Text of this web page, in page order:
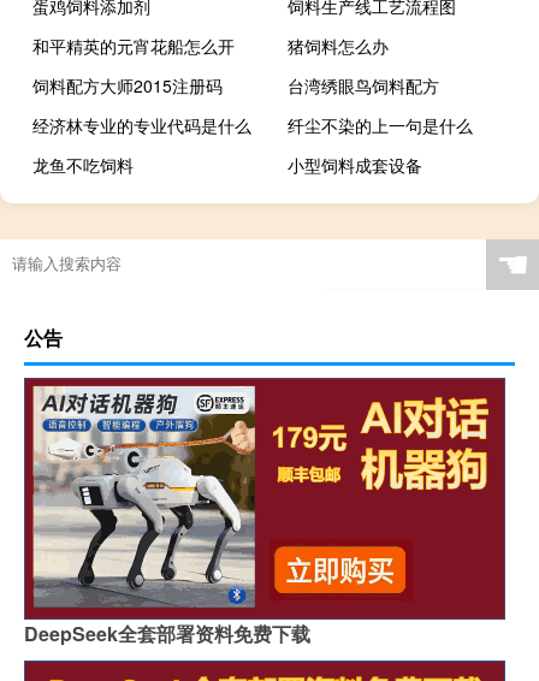
蛋鸡饲料添加剂
饲料生产线工艺流程图
和平精英的元宵花船怎么开
猪饲料怎么办
饲料配方大师2015注册码
台湾绣眼鸟饲料配方
经济林专业的专业代码是什么
纤尘不染的上一句是什么
龙鱼不吃饲料
小型饲料成套设备
☚
公告
DeepSeek全套部署资料免费下载